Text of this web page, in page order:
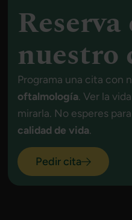
nuestro
Programa una cita con
oftalmología. Ver la
mirarla. No esperes para
calidad de vida.
Pedir cita